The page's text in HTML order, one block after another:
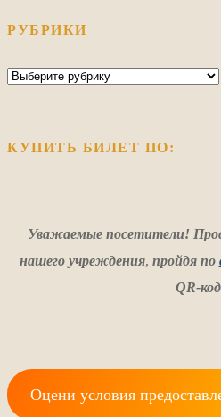
РУБРИКИ
Рубрики
КУПИТЬ БИЛЕТ ПО:
Уважаемые посетители!
нашего учреждения, пройдя по
QR-код
Оцени условия